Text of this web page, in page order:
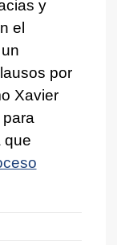
y
el
por
Xavier
que